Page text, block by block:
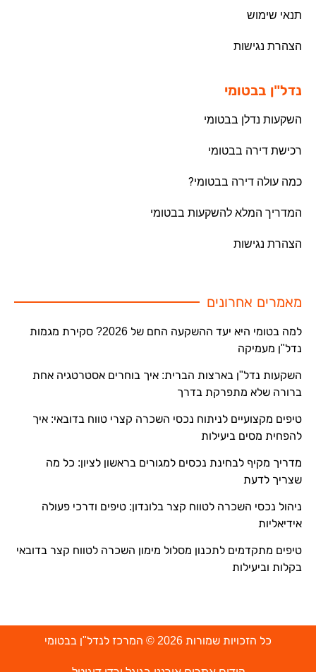
תנאי שימוש
הצהרת נגישות
נדל"ן בבטומי
השקעות נדלן בבטומי
רכישת דירה בבטומי
כמה עולה דירה בבטומי?
המדריך המלא להשקעות בבטומי
הצהרת נגישות
מאמרים אחרונים
למה בטומי היא יעד ההשקעה החם של 2026? סקירת מגמות
נדל"ן מעמיקה
השקעות נדל"ן בארצות הברית: איך בוחרים אסטרטגיה אחת
ברורה שלא מתפרקת בדרך
טיפים מקצועיים לניתוח נכסי השכרה קצרי טווח בדובאי: איך
להפחית מסים ביעילות
מדריך מקיף לבחינת נכסים למגורים בראשון לציון: כל מה
שצריך לדעת
ניהול נכסי השכרה לטווח קצר בלונדון: טיפים ודרכי פעולה
אידיאליות
טיפים מתקדמים לתכנון מסלול מימון השכרה לטווח קצר בדובאי
בקלות וביעילות
כל הזכויות שמורות 2026 © המרכז לנדל"ן בבטומי